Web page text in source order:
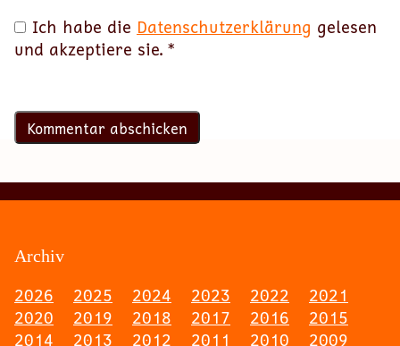
Ich habe die Datenschutzerklärung gelesen
und akzeptiere sie. *
Archiv
2026 2025 2024 2023 2022
2021
2020
2019 2018 2017 2016
2015
2014
2013 2012 2011 2010 2009